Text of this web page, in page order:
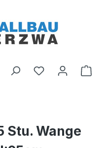
Du hast 0
Stu. Wange